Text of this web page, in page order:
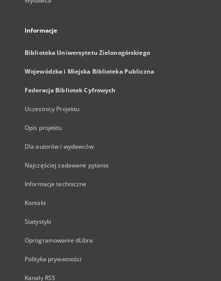
Informacje
Biblioteka Uniwersytetu Zielonogórskiego
Wojewódzka i Miejska Biblioteka Publiczna
Federacja Bibliotek Cyfrowych
Uczestnicy Projektu
Opis projektu
Dla autorów i wydawców
Najczęściej zadawane pytania
Informacje techniczne
Kontakt
Statystyki
Oprogramowanie dLibra
Polityka prywatności
Kanały RSS